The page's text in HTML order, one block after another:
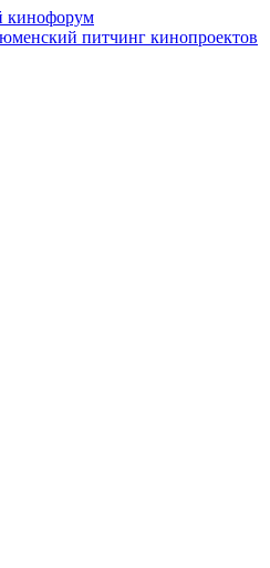
кинофорум
питчинг кинопроектов